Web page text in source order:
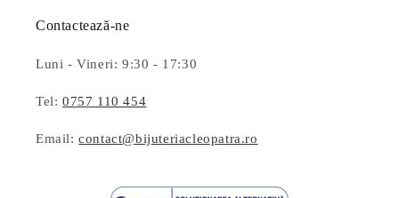
Contactează-ne
Luni - Vineri: 9:30 - 17:30
Tel:0757 110 454
Email:contact@bijuteriacleopatra.ro